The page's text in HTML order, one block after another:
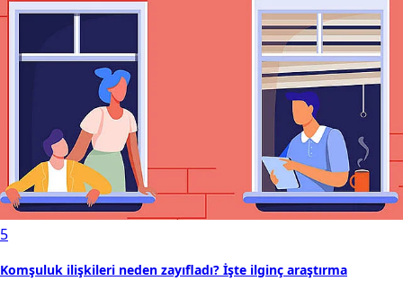
5
Komşuluk ilişkileri neden zayıfladı? İşte ilginç araştırma